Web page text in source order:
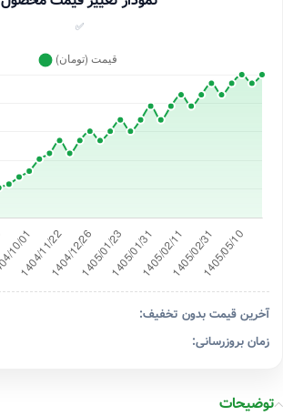
✅
آخرین قیمت بدون تخفیف:
زمان بروزرسانی:
توضیحات